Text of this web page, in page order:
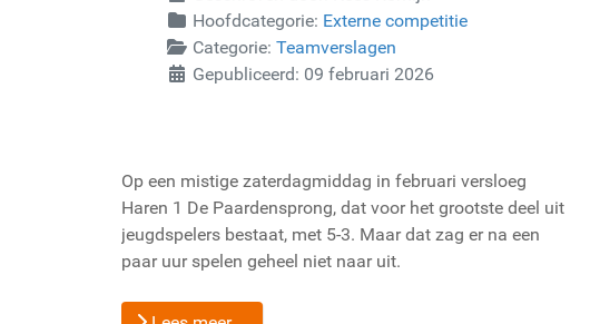
Hoofdcategorie: Externe competitie
Categorie: Teamverslagen
Gepubliceerd: 09 februari 2026
Op een mistige zaterdagmiddag in februari versloeg
Haren 1 De Paardensprong, dat voor het grootste deel uit
jeugdspelers bestaat, met 5-3. Maar dat zag er na een
paar uur spelen geheel niet naar uit.